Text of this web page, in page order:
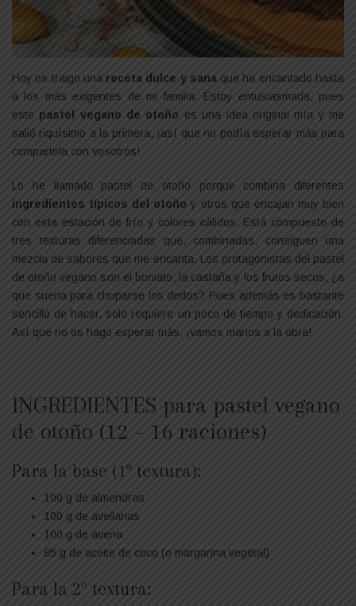
Hoy os traigo una receta dulce y sanaque ha encantado hasta
a los más exigentes de mi familia. Estoy entusiasmada, pues
este pastel vegano de otoño es una idea original mía y me
salió riquísimo a la primera, ¡así que no podía esperar más para
compartirla con vosotros!
Lo he llamado pastel de otoño porque combina diferentes
ingredientes típicos del otoño y otros que encajan muy bien
con esta estación de frío y colores cálidos. Está compuesto de
tres texturas diferenciadas que, combinadas, consiguen una
mezcla de sabores que me encanta. Los protagonistas del pastel
de otoño vegano son el boniato, la castaña y los frutos secos, ¿a
que suena para chuparse los dedos? Pues además es bastante
sencillo de hacer, solo requiere un poco de tiempo y dedicación.
Así que no os hago esperar más, ¡vamos manos a la obra!
INGREDIENTES para pastel vegano
de otoño (12 – 16 raciones)
Para la base (1ª textura):
100 g de almendras
100 g de avellanas
100 g de avena
85 g de aceite de coco (o margarina vegetal)
Para la 2º textura: